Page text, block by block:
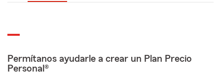
Permítanos ayudarle a crear un Plan Precio
Personal®